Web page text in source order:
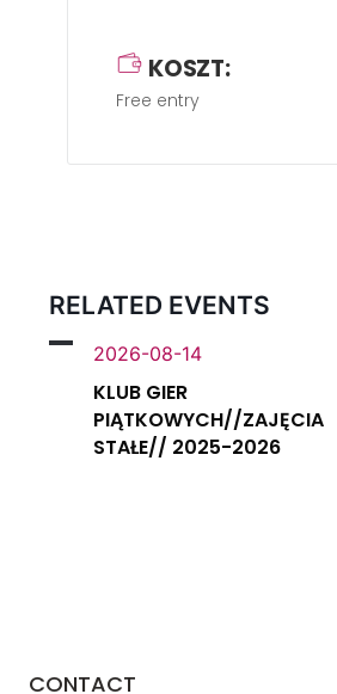
KOSZT:
Free entry
RELATED EVENTS
2026-08-14
KLUB GIER
PIĄTKOWYCH//ZAJĘCIA
STAŁE// 2025-2026
CONTACT